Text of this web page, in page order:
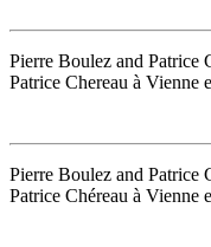
Pierre Boulez and Patrice
Patrice Chereau à Vienne
Pierre Boulez and Patrice
Patrice Chéreau à Vienne